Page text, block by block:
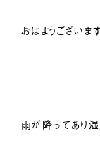
おはようございます
雨が降ってあり湿